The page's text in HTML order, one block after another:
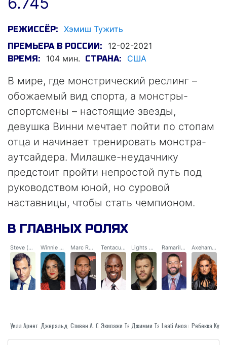
РЕЖИССЁР: Хэмиш Тужить
ПРЕМЬЕРА В РОССИИ: 12-02-2021
ВРЕМЯ: 104 мин. СТРАНА: США
В мире, где монстрический реслинг –
обожаемый вид спорта, а монстры-
спортсмены – настоящие звезды,
девушка Винни мечтает пойти по стопам
отца и начинает тренировать монстра-
аутсайдера. Милашке-неудачнику
предстоит пройти непростой путь под
руководством юной, но суровой
наставницы, чтобы стать чемпионом.
В ГЛАВНЫХ РОЛЯХ
Steve (voice)
Уилл Арнетт
Winnie (voice)
Джеральдин Вишванатан
Marc Remy (voice)
Стивен А. Смит
Tentacular (voice)
Экипажи Терри
Lights Out McGinty (voice)
Джимми Татро
Ramarilla (voice)
Leati Аноа и
Axehammer (voice)
Ребекка Куин